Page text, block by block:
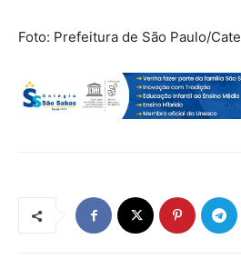
Foto: Prefeitura de São Paulo/Cate